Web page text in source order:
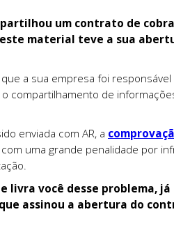
um contrato de
material teve a sua
a sua empresa foi responsável
compartilhamento de
enviada com AR, a
uma grande penalidade por
livra você desse problema, já
assinou a abertura do